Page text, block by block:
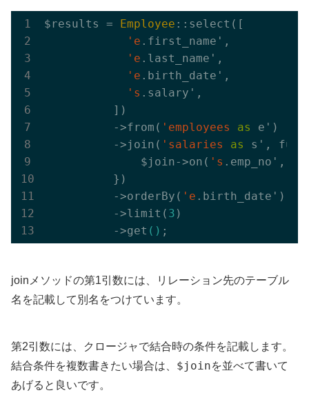
$results = Employee ::select([
'e .first_name',
'e .last_name',
'e .birth_date',
's .salary',
          ])
          ->from(
'employees as
e')
          ->join(
'salaries as
s',
              $join->on(
's .emp_no',
          })
          ->orderBy(
'e .birth_date')
          ->limit(
3 )
          ->get
()
joinメソッドの第1引数には、リレーション先のテーブル
名を記載して別名をつけています。
第2引数には、クロージャで結合時の条件を記載します。
結合条件を複数書きたい場合は、 $joinを並べて書いて
あげると良いです。